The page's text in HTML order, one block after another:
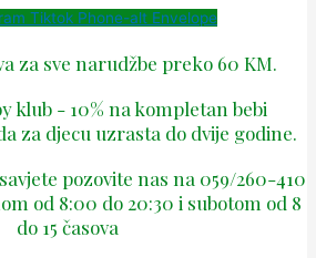
Tiktok Phone-alt Envelope
za sve narudžbe preko 60 KM.
klub - 10% na kompletan bebi
za djecu uzrasta do dvije godine.
pozovite nas na 059/260-410
od 8:00 do 20:30 i subotom od 8
do 15 časova